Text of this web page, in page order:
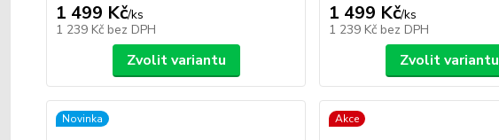
1 499 Kč/ks
1 239 Kč bez DPH
Zvolit variantu
1 499 Kč/ks
1 239 Kč bez DPH
Zvolit variantu
Novinka Akce